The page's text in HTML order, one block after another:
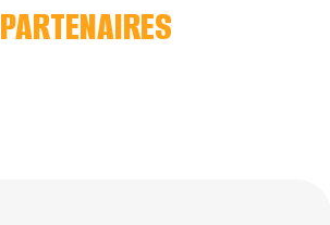
PARTENAIRES